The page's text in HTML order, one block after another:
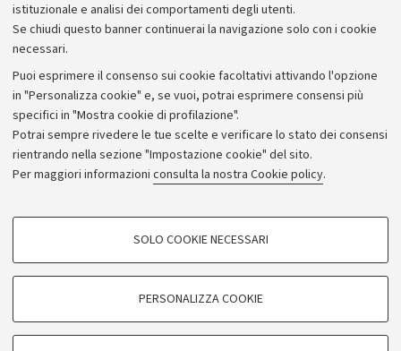
istituzionale e analisi dei comportamenti degli utenti.
Se chiudi questo banner continuerai la navigazione solo con i cookie
necessari.
Puoi esprimere il consenso sui cookie facoltativi attivando l'opzione
in "Personalizza cookie" e, se vuoi, potrai esprimere consensi più
specifici in "Mostra cookie di profilazione".
Potrai sempre rivedere le tue scelte e verificare lo stato dei consensi
rientrando nella sezione "Impostazione cookie" del sito.
Per maggiori informazioni consulta la nostra Cookie policy.
COOKIE DI PROFILAZIONE - FACOLTATIVI
SOLO COOKIE NECESSARI
PERSONALIZZA COOKIE
Archivio
Comunicati stampa
Redazione
Rassegna stampa
© Copyright 2026 - ALMA MATER STUDIORUM - Università di
Bologna - Via Zamboni, 33 - 40126 Bologna - PI: 01131710376 -